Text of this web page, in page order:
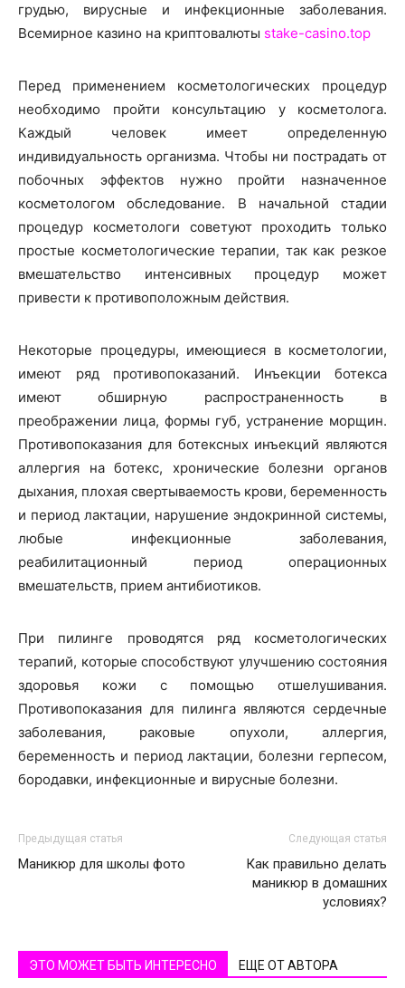
грудью, вирусные и инфекционные заболевания.
Всемирное казино на криптовалюты stake-casino.top
Перед применением косметологических процедур
необходимо пройти консультацию у косметолога.
Каждый человек имеет определенную
индивидуальность организма. Чтобы ни пострадать от
побочных эффектов нужно пройти назначенное
косметологом обследование. В начальной стадии
процедур косметологи советуют проходить только
простые косметологические терапии, так как резкое
вмешательство интенсивных процедур может
привести к противоположным действия.
Некоторые процедуры, имеющиеся в косметологии,
имеют ряд противопоказаний. Инъекции ботекса
имеют обширную распространенность в
преображении лица, формы губ, устранение морщин.
Противопоказания для ботексных инъекций являются
аллергия на ботекс, хронические болезни органов
дыхания, плохая свертываемость крови, беременность
и период лактации, нарушение эндокринной системы,
любые инфекционные заболевания,
реабилитационный период операционных
вмешательств, прием антибиотиков.
При пилинге проводятся ряд косметологических
терапий, которые способствуют улучшению состояния
здоровья кожи с помощью отшелушивания.
Противопоказания для пилинга являются сердечные
заболевания, раковые опухоли, аллергия,
беременность и период лактации, болезни герпесом,
бородавки, инфекционные и вирусные болезни.
Предыдущая статья
Маникюр для школы фото
Следующая статья
Как правильно делать
маникюр в домашних
условиях?
ЭТО МОЖЕТ БЫТЬ ИНТЕРЕСНО ЕЩЕ ОТ АВТОРА